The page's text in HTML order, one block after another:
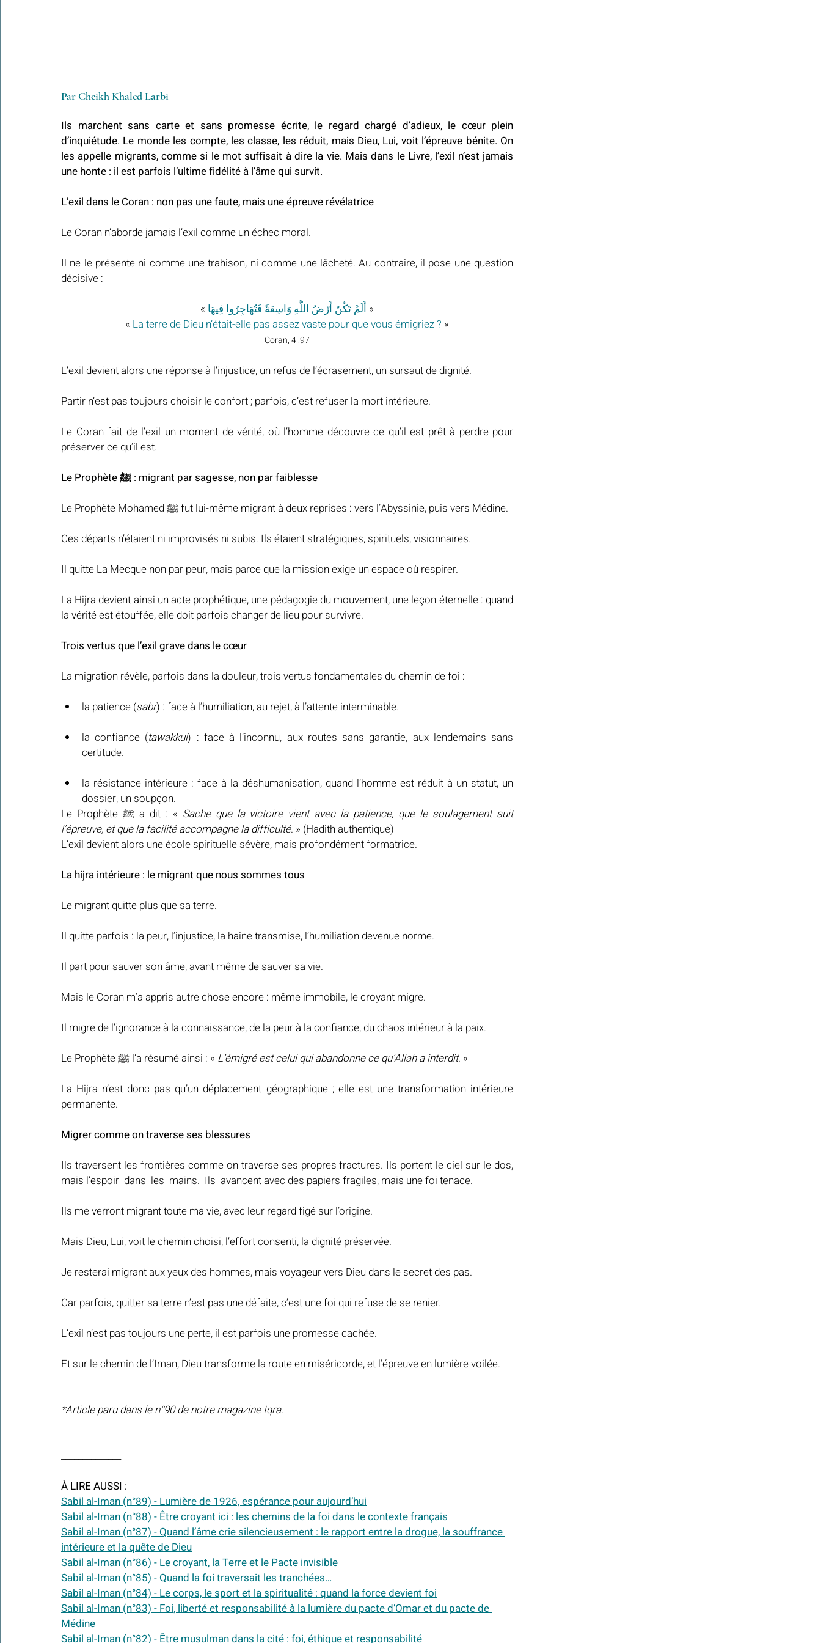
Par Cheikh Khaled Larbi
Ils marchent sans carte et sans promesse écrite, le regard chargé d’adieux, le cœur plein
d’inquiétude. Le monde les compte, les classe, les réduit, mais Dieu, Lui, voit l’épreuve bénite. On
les appelle migrants, comme si le mot suffisait à dire la vie. Mais dans le Livre, l’exil n’est jamais
une honte : il est parfois l’ultime fidélité à l’âme qui survit.
L’exil dans le Coran : non pas une faute, mais une épreuve révélatrice
Le Coran n’aborde jamais l’exil comme un échec moral.
Il ne le présente ni comme une trahison, ni comme une lâcheté. Au contraire, il pose une question
décisive :
« أَلَمْ تَكُنْ أَرْضُ اللَّهِ وَاسِعَةً فَتُهَاجِرُوا فِيهَا »
« La terre de Dieu n’était-elle pas assez vaste pour que vous émigriez ? »
Coran, 4 :97
L’exil devient alors une réponse à l’injustice, un refus de l’écrasement, un sursaut de dignité.
Partir n’est pas toujours choisir le confort ; parfois, c’est refuser la mort intérieure.
Le Coran fait de l’exil un moment de vérité, où l’homme découvre ce qu’il est prêt à perdre pour
préserver ce qu’il est.
Le Prophète ﷺ : migrant par sagesse, non par faiblesse
Le Prophète Mohamed ﷺ fut lui-même migrant à deux reprises : vers l’Abyssinie, puis vers Médine.
Ces départs n’étaient ni improvisés ni subis. Ils étaient stratégiques, spirituels, visionnaires.
Il quitte La Mecque non par peur, mais parce que la mission exige un espace où respirer.
La Hijra devient ainsi un acte prophétique, une pédagogie du mouvement, une leçon éternelle : quand
la vérité est étouffée, elle doit parfois changer de lieu pour survivre.
Trois vertus que l’exil grave dans le cœur
La migration révèle, parfois dans la douleur, trois vertus fondamentales du chemin de foi :
la patience (sabr) : face à l’humiliation, au rejet, à l’attente interminable.
la confiance (tawakkul) : face à l’inconnu, aux routes sans garantie, aux lendemains sans
certitude.
la résistance intérieure : face à la déshumanisation, quand l’homme est réduit à un statut, un
dossier, un soupçon.
Le Prophète ﷺ a dit : « Sache que la victoire vient avec la patience, que le soulagement suit
l’épreuve, et que la facilité accompagne la difficulté. » (Hadith authentique)
L’exil devient alors une école spirituelle sévère, mais profondément formatrice.
La hijra intérieure : le migrant que nous sommes tous
Le migrant quitte plus que sa terre.
Il quitte parfois : la peur, l’injustice, la haine transmise, l’humiliation devenue norme.
Il part pour sauver son âme, avant même de sauver sa vie.
Mais le Coran m’a appris autre chose encore : même immobile, le croyant migre.
Il migre de l’ignorance à la connaissance, de la peur à la confiance, du chaos intérieur à la paix.
Le Prophète ﷺ l’a résumé ainsi : « L’émigré est celui qui abandonne ce qu’Allah a interdit. »
La Hijra n’est donc pas qu’un déplacement géographique ; elle est une transformation intérieure
permanente.
Migrer comme on traverse ses blessures
Ils traversent les frontières comme on traverse ses propres fractures. Ils portent le ciel sur le dos,
mais l’espoir  dans  les  mains.  Ils  avancent avec des papiers fragiles, mais une foi tenace.
Ils me verront migrant toute ma vie, avec leur regard figé sur l’origine.
Mais Dieu, Lui, voit le chemin choisi, l’effort consenti, la dignité préservée.
Je resterai migrant aux yeux des hommes, mais voyageur vers Dieu dans le secret des pas.
Car parfois, quitter sa terre n’est pas une défaite, c’est une foi qui refuse de se renier.
L’exil n’est pas toujours une perte, il est parfois une promesse cachée.
Et sur le chemin de l’Iman, Dieu transforme la route en miséricorde, et l’épreuve en lumière voilée.
*Article paru dans le n°90 de notre magazine Iqra.
______________
À LIRE AUSSI :
Sabil al-Iman (n°89) - Lumière de 1926, espérance pour aujourd’hui
Sabil al-Iman (n°88) - Être croyant ici : les chemins de la foi dans le contexte français
Sabil al-Iman (n°87) - Quand l’âme crie silencieusement : le rapport entre la drogue, la souffrance
intérieure et la quête de Dieu
Sabil al-Iman (n°86) - Le croyant, la Terre et le Pacte invisible
Sabil al-Iman (n°85) - Quand la foi traversait les tranchées…
Sabil al-Iman (n°84) - Le corps, le sport et la spiritualité : quand la force devient foi
Sabil al-Iman (n°83) - Foi, liberté et responsabilité à la lumière du pacte d’Omar et du pacte de
Médine
Sabil al-Iman (n°82) - Être musulman dans la cité : foi, éthique et responsabilité